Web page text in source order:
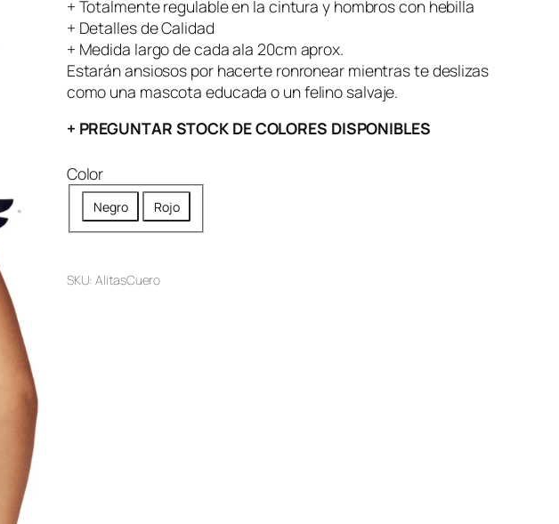
+ Totalmente regulable en la cintura y hombros con hebilla
+ Detalles de Calidad
+ Medida largo de cada ala 20cm aprox.
Estarán ansiosos por hacerte ronronear mientras te deslizas
como una mascota educada o un felino salvaje.
+ PREGUNTAR STOCK DE COLORES DISPONIBLES
Color
Negro Rojo
SKU: AlitasCuero